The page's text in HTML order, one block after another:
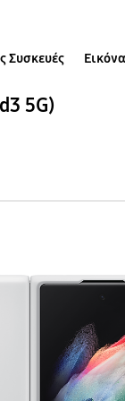
Συσκευές
5G)